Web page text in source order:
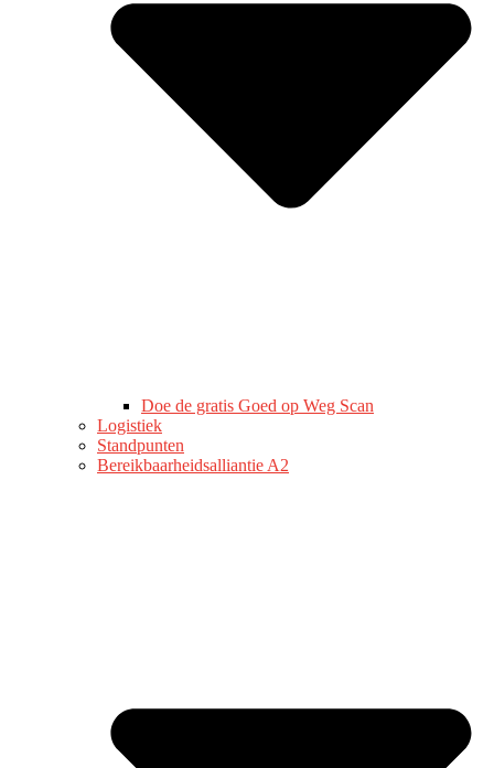
Doe de gratis Goed op Weg Scan
Logistiek
Standpunten
Bereikbaarheidsalliantie A2